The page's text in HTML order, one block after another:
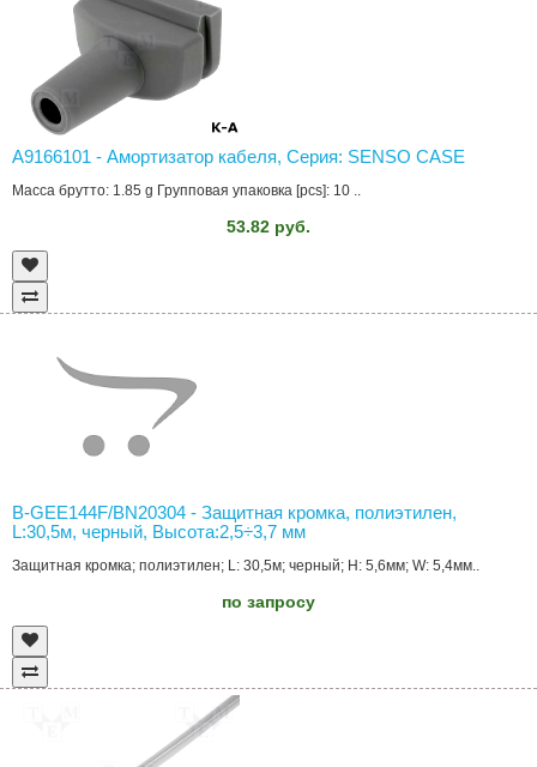
A9166101 - Амортизатор кабеля, Серия: SENSO CASE
Масса брутто: 1.85 g Групповая упаковка [pcs]: 10 ..
53.82 руб.
B-GEE144F/BN20304 - Защитная кромка, полиэтилен,
L:30,5м, черный, Высота:2,5÷3,7 мм
Защитная кромка; полиэтилен; L: 30,5м; черный; H: 5,6мм; W: 5,4мм..
по запросу